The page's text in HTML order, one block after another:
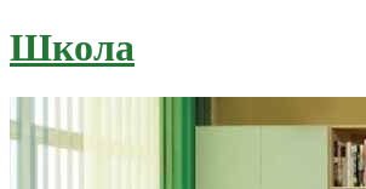
Школа